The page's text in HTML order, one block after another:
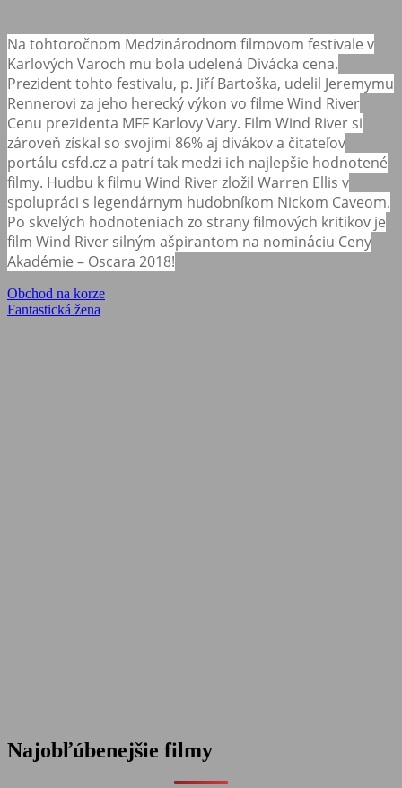
Na tohtoročnom Medzinárodnom filmovom festivale v
Karlových Varoch mu bola udelená Divácka cena.
Prezident tohto festivalu, p. Jiří Bartoška, udelil Jeremymu
Rennerovi za jeho herecký výkon vo filme Wind River
Cenu prezidenta MFF Karlovy Vary. Film Wind River si
zároveň získal so svojimi 86% aj divákov a čitateľov
portálu csfd.cz a patrí tak medzi ich najlepšie hodnotené
filmy. Hudbu k filmu Wind River zložil Warren Ellis v
spolupráci s legendárnym hudobníkom Nickom Caveom.
Po skvelých hodnoteniach zo strany filmových kritikov je
film Wind River silným ašpirantom na nomináciu Ceny
Akadémie – Oscara 2018!
Navigácia
v
Previous
Post:
Obchod na korze
Next
Fantastická žena
Najobľúbenejšie filmy